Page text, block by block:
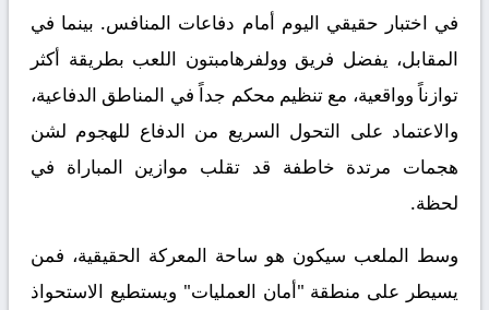
في اختبار حقيقي اليوم أمام دفاعات المنافس. بينما في
المقابل، يفضل فريق وولفرهامبتون اللعب بطريقة أكثر
توازناً وواقعية، مع تنظيم محكم جداً في المناطق الدفاعية،
والاعتماد على التحول السريع من الدفاع للهجوم لشن
هجمات مرتدة خاطفة قد تقلب موازين المباراة في
لحظة.
وسط الملعب سيكون هو ساحة المعركة الحقيقية، فمن
يسيطر على منطقة "أمان العمليات" ويستطيع الاستحواذ